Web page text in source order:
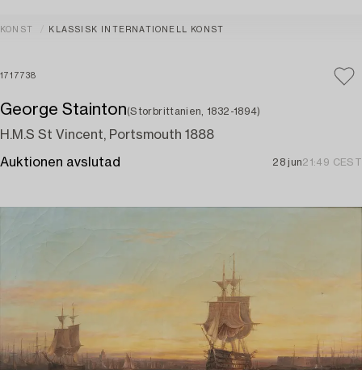
KONST KLASSISK INTERNATIONELL KONST
1717738
George Stainton(Storbrittanien, 1832-1894)
H.M.S St Vincent, Portsmouth 1888
Auktionen avslutad 28 jun21:49 CEST